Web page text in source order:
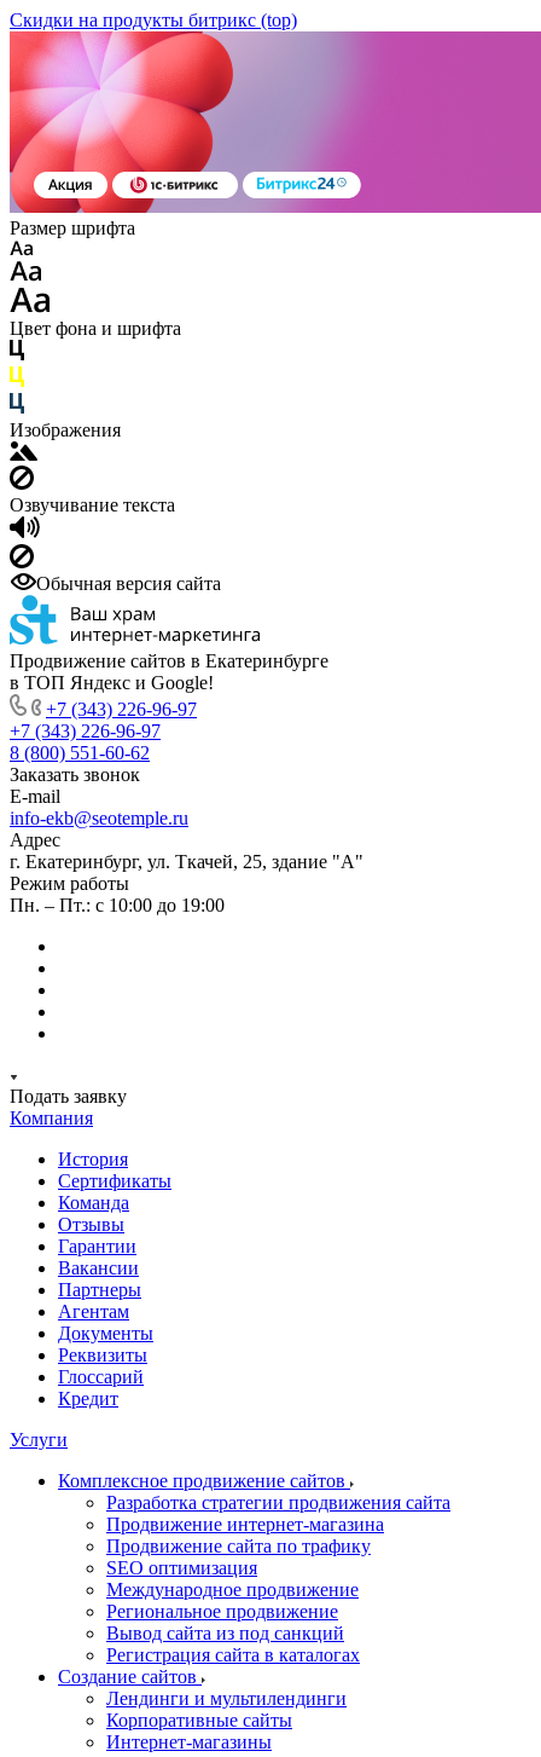
Скидки на продукты битрикс (top)
Размер шрифта
Цвет фона и шрифта
Изображения
Озвучивание текста
Обычная версия сайта
Продвижение сайтов в Екатеринбурге
в ТОП Яндекс и Google!
+7 (343) 226-96-97
+7 (343) 226-96-97
8 (800) 551-60-62
Заказать звонок
E-mail
info-ekb@seotemple.ru
Адрес
г. Екатеринбург, ул. Ткачей, 25, здание "А"
Режим работы
Пн. – Пт.: с 10:00 до 19:00
Подать заявку
Компания
История
Сертификаты
Команда
Отзывы
Гарантии
Вакансии
Партнеры
Агентам
Документы
Реквизиты
Глоссарий
Кредит
Услуги
Комплексное продвижение сайтов
Разработка стратегии продвижения сайта
Продвижение интернет-магазина
Продвижение сайта по трафику
SEO оптимизация
Международное продвижение
Региональное продвижение
Вывод сайта из под санкций
Регистрация сайта в каталогах
Создание сайтов
Лендинги и мультилендинги
Корпоративные сайты
Интернет-магазины